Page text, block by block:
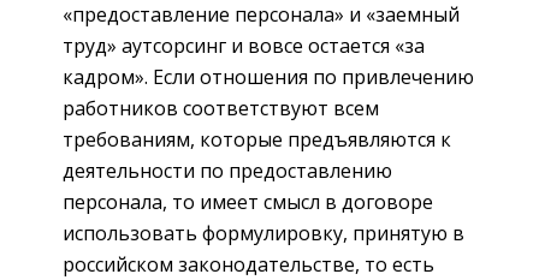
«предоставление персонала» и «заемный
труд» аутсорсинг и вовсе остается «за
кадром». Если отношения по привлечению
работников соответствуют всем
требованиям, которые предъявляются к
деятельности по предоставлению
персонала, то имеет смысл в договоре
использовать формулировку, принятую в
российском законодательстве, то есть